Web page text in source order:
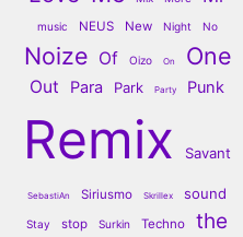
music NEUS New Night No
Noize Of Oizo On One
Out Para Park Party Punk
Remix Savant
SebastiAn Siriusmo Skrillex sound
Stay stop Surkin Techno the